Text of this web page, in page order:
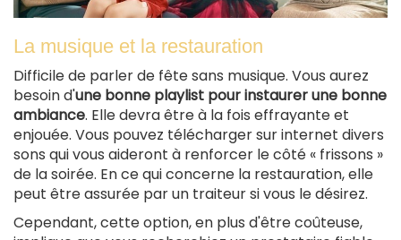
La musique et la restauration
Difficile de parler de fête sans musique. Vous aurez
besoin d'une bonne playlist pour instaurer une bonne
ambiance. Elle devra être à la fois effrayante et
enjouée. Vous pouvez télécharger sur internet divers
sons qui vous aideront à renforcer le côté « frissons »
de la soirée. En ce qui concerne la restauration, elle
peut être assurée par un traiteur si vous le désirez.
Cependant, cette option, en plus d'être coûteuse,